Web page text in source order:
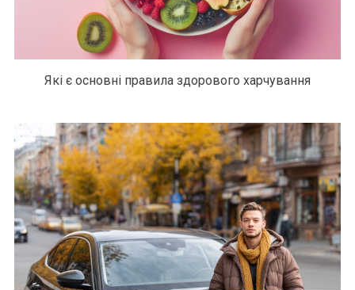
Які є основні правила здорового харчування